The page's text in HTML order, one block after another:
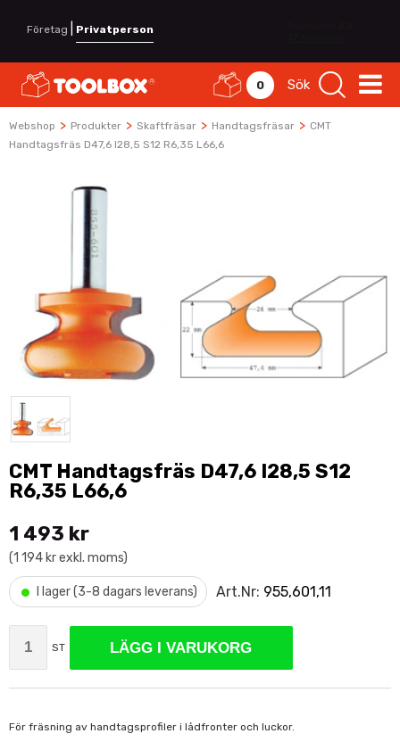
Företag Privatperson
0 Sök
Webshop > Produkter > Skaftfräsar > Handtagsfräsar > CMT
Handtagsfräs D47,6 I28,5 S12 R6,35 L66,6
CMT Handtagsfräs D47,6 I28,5 S12
R6,35 L66,6
1 493 kr
(1 194 kr exkl. moms)
• I lager (3-8 dagars leverans) Art.Nr: 955,601,11
ST LÄGG I VARUKORG
För fräsning av handtagsprofiler i lådfronter och luckor.